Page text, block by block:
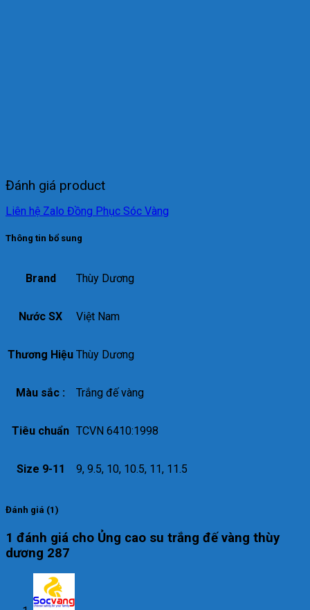
Đánh giá product
Liên hệ Zalo Đồng Phục Sóc Vàng
Thông tin bổ sung
Brand Thùy Dương
Nước SX Việt Nam
Thương Hiệu Thùy Dương
Màu sắc : Trắng đế vàng
Tiêu chuẩn TCVN 6410:1998
Size 9-11 9, 9.5, 10, 10.5, 11, 11.5
Đánh giá (1)
1 đánh giá cho Ủng cao su trắng đế vàng thùy
dương 287